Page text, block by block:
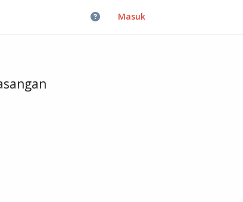
Masuk